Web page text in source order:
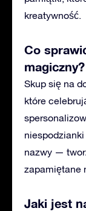
kreatywność.
Co
magiczny?
Skup się na
które
nazwy —
zapamiętane
Jaki jest